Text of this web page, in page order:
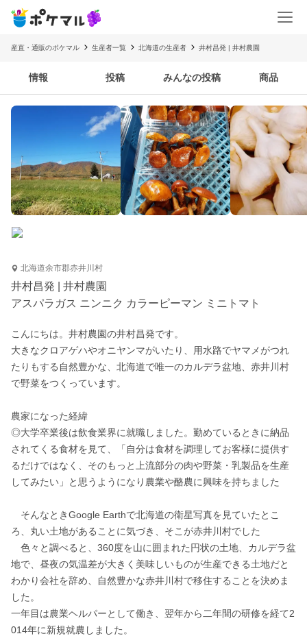
産直・通販のポケマル 生産者一覧 北海道の生産者 井村昌発 | 井村農園
情報 投稿 みんなの投稿 商品
北海道余市郡赤井川村
井村昌発 | 井村農園
アスパラガス ニンニク カラーピーマン ミニトマト
こんにちは。井村農園の井村昌発です。
大きなクロアゲハやオニヤンマがいたり、用水路でヤマメがつれ
たりもする自然豊かな、北海道で唯一のカルデラ盆地、赤井川村
で野菜をつくっています。
農家になった経緯
◎大学卒業後は飲食業界に就職しました。勤めているときに納品
されてくる食材を見て、「自分は食材を調理してお客様に提供す
るだけではなく、そのもっと上流部分の肉や野菜・乳製品を生産
してみたい」と思うようになり農業や酪農に興味を持ちました
そんなときGoogle Earthで北海道の衛星写真を見ていたとこ
ろ、丸い土地があることに気づき、そこが赤井川村でした
色々と調べると、360度を山に囲まれた円状の土地、カルデラ盆
地で、昼夜の気温差が大きく美味しいものが生産できる土地だと
わかり会社を辞め、自然豊かな赤井川村で移住することを決めま
した。
一年目は農業ヘルパーとして働き、翌年から二年間の研修を経て2
014年に新規就農しました。